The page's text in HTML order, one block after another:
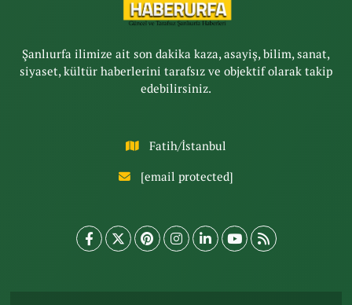
Şanlıurfa ilimize ait son dakika kaza, asayiş, bilim, sanat,
siyaset, kültür haberlerini tarafsız ve objektif olarak takip
edebilirsiniz.
Fatih/İstanbul
[email protected]